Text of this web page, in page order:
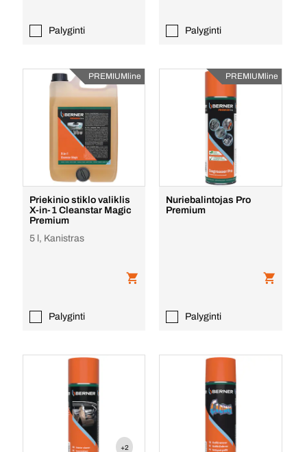
Palyginti Palyginti
PREMIUMline
Priekinio stiklo valiklis
X-in-1 Cleanstar Magic
Premium
5 l, Kanistras
Palyginti
PREMIUMline
Nuriebalintojas Pro
Premium
Palyginti
+2